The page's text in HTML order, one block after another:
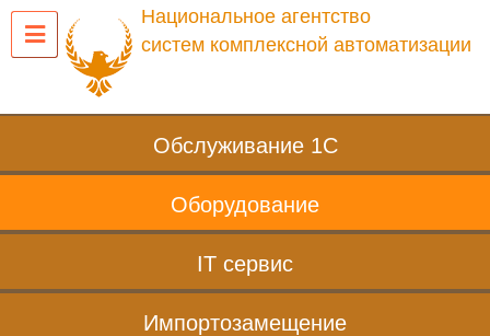
Национальное агентство
систем комплексной автоматизации
Обслуживание 1С
Оборудование
IT сервис
Импортозамещение